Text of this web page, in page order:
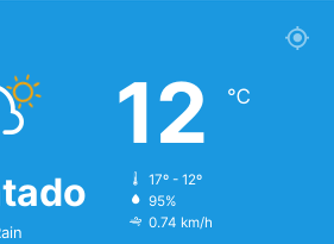
12 ℃
17º - 12º
95%
0.74 km/h